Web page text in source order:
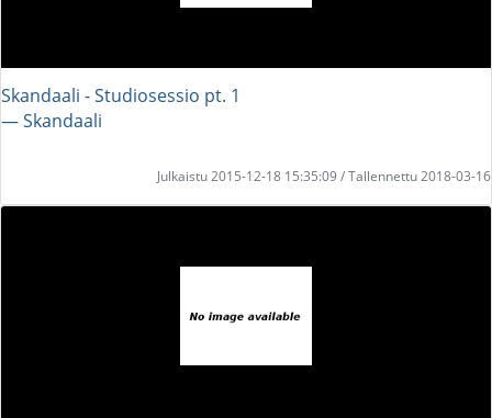
Skandaali - Studiosessio pt. 1
― Skandaali
Julkaistu 2015-12-18 15:35:09 / Tallennettu 2018-03-16